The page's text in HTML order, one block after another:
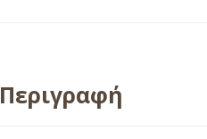
Περιγραφή